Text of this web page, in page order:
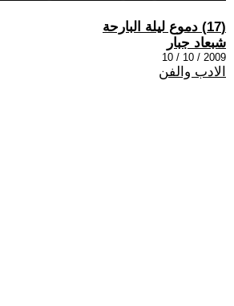
(17) دموع ليلة البارحة
شبعاد جبار
2009 / 10 / 10
الادب والفن